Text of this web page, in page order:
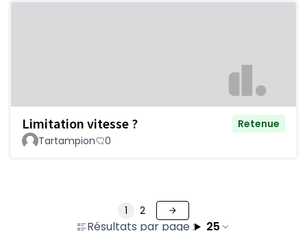
Limitation vitesse ?
Retenue
Tartampion
0
Résultats par page : 25
1 2